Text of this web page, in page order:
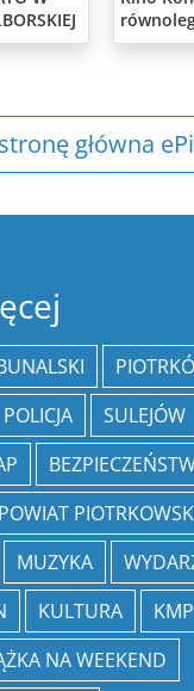
główna
POLICJA SULEJÓW
POWIAT
MUZYKA
KULTURA
NA WEEKEND